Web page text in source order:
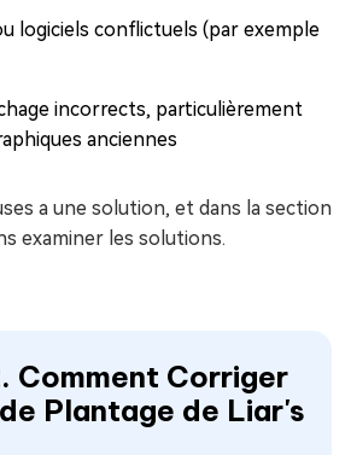
logiciels conflictuels (par exemple
incorrects, particulièrement
anciennes
a une solution, et dans la section
examiner les solutions.
Comment Corriger
Plantage de Liar's